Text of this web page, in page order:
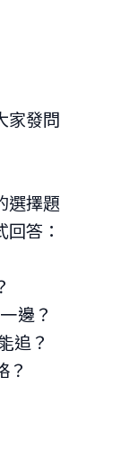
家發問
選擇題
答：
邊？
追？
？